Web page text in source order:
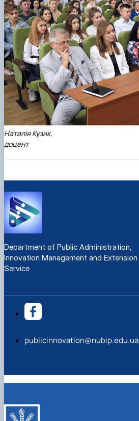
Наталія Кузик,
доцент
Department of Public Administration,
Innovation Management and Extension
Service
publicinnovation@nubip.edu.ua